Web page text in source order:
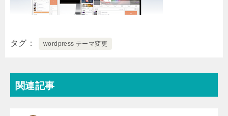
タグ wordpress テーマ変更
関連記事